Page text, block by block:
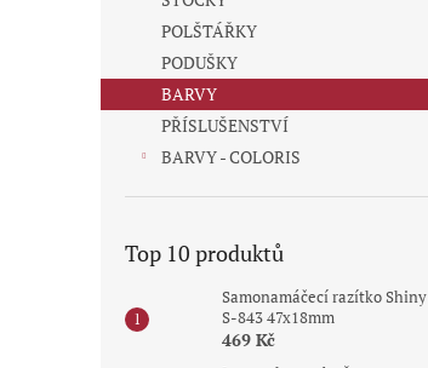
POLŠTÁŘKY
PODUŠKY
BARVY
PŘÍSLUŠENSTVÍ
BARVY - COLORIS
Top 10 produktů
Samonamáčecí razítko Shiny
S-843 47x18mm
469 Kč